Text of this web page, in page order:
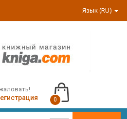
Язык (RU)
0